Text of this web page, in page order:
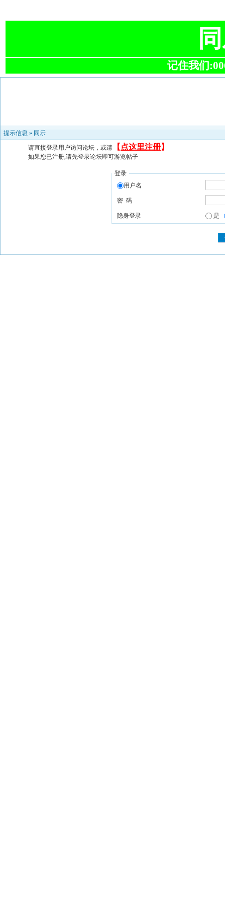
记住我们
提示信息 » 同乐
请直接登录用户访问论坛，或请 【 点这里注册】
如果您已注册,请先登录论坛即可游览帖子
登录
用户名
密 码
隐身登录 是